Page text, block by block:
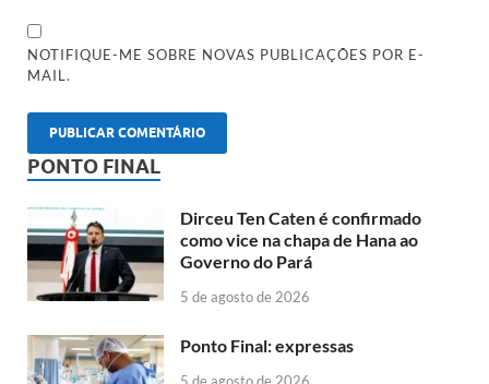
NOTIFIQUE-ME SOBRE NOVAS PUBLICAÇÕES POR E-
MAIL.
PONTO FINAL
Dirceu Ten Caten é confirmado
como vice na chapa de Hana ao
Governo do Pará
5 de agosto de 2026
Ponto Final: expressas
5 de agosto de 2026